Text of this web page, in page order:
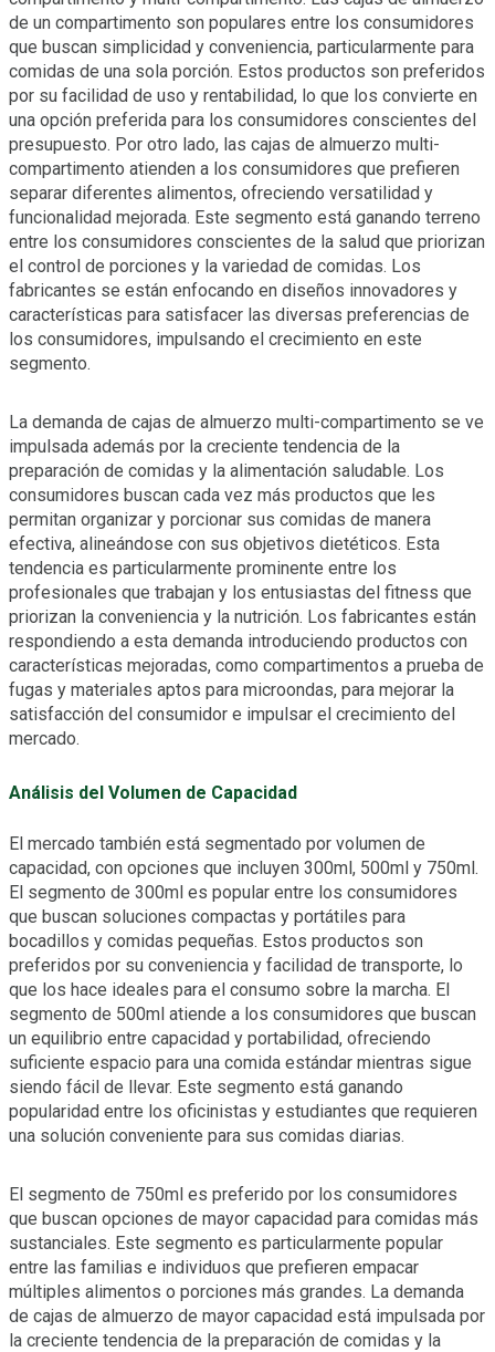
de un compartimento son populares entre los consumidores
que buscan simplicidad y conveniencia, particularmente para
comidas de una sola porción. Estos productos son preferidos
por su facilidad de uso y rentabilidad, lo que los convierte en
una opción preferida para los consumidores conscientes del
presupuesto. Por otro lado, las cajas de almuerzo multi-
compartimento atienden a los consumidores que prefieren
separar diferentes alimentos, ofreciendo versatilidad y
funcionalidad mejorada. Este segmento está ganando terreno
entre los consumidores conscientes de la salud que priorizan
el control de porciones y la variedad de comidas. Los
fabricantes se están enfocando en diseños innovadores y
características para satisfacer las diversas preferencias de
los consumidores, impulsando el crecimiento en este
segmento.
La demanda de cajas de almuerzo multi-compartimento se ve
impulsada además por la creciente tendencia de la
preparación de comidas y la alimentación saludable. Los
consumidores buscan cada vez más productos que les
permitan organizar y porcionar sus comidas de manera
efectiva, alineándose con sus objetivos dietéticos. Esta
tendencia es particularmente prominente entre los
profesionales que trabajan y los entusiastas del fitness que
priorizan la conveniencia y la nutrición. Los fabricantes están
respondiendo a esta demanda introduciendo productos con
características mejoradas, como compartimentos a prueba de
fugas y materiales aptos para microondas, para mejorar la
satisfacción del consumidor e impulsar el crecimiento del
mercado.
Análisis del Volumen de Capacidad
El mercado también está segmentado por volumen de
capacidad, con opciones que incluyen 300ml, 500ml y 750ml.
El segmento de 300ml es popular entre los consumidores
que buscan soluciones compactas y portátiles para
bocadillos y comidas pequeñas. Estos productos son
preferidos por su conveniencia y facilidad de transporte, lo
que los hace ideales para el consumo sobre la marcha. El
segmento de 500ml atiende a los consumidores que buscan
un equilibrio entre capacidad y portabilidad, ofreciendo
suficiente espacio para una comida estándar mientras sigue
siendo fácil de llevar. Este segmento está ganando
popularidad entre los oficinistas y estudiantes que requieren
una solución conveniente para sus comidas diarias.
El segmento de 750ml es preferido por los consumidores
que buscan opciones de mayor capacidad para comidas más
sustanciales. Este segmento es particularmente popular
entre las familias e individuos que prefieren empacar
múltiples alimentos o porciones más grandes. La demanda
de cajas de almuerzo de mayor capacidad está impulsada por
la creciente tendencia de la preparación de comidas y la